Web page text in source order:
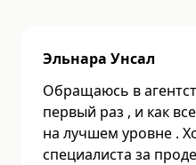
Эльнара Унсал
Обращаюсь в
первый раз , и как
на лучшем уровне .
специалиста за